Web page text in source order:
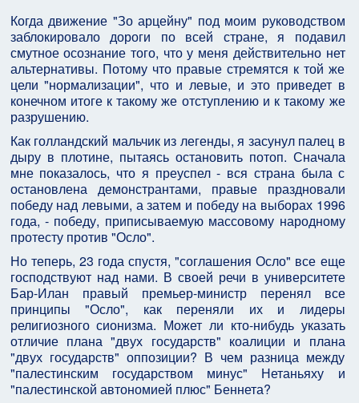
Когда движение "Зо арцейну" под моим руководством
заблокировало дороги по всей стране, я подавил
смутное осознание того, что у меня действительно нет
альтернативы. Потому что правые стремятся к той же
цели "нормализации", что и левые, и это приведет в
конечном итоге к такому же отступлению и к такому же
разрушению.
Как голландский мальчик из легенды, я засунул палец в
дыру в плотине, пытаясь остановить потоп. Сначала
мне показалось, что я преуспел - вся страна была с
остановлена демонстрантами, правые праздновали
победу над левыми, а затем и победу на выборах 1996
года, - победу, приписываемую массовому народному
протесту против "Осло".
Но теперь, 23 года спустя, "соглашения Осло" все еще
господствуют над нами. В своей речи в университете
Бар-Илан правый премьер-министр перенял все
принципы "Осло", как переняли их и лидеры
религиозного сионизма. Может ли кто-нибудь указать
отличие плана "двух государств" коалиции и плана
"двух государств" оппозиции? В чем разница между
"палестинским государством минус" Нетаньяху и
"палестинской автономией плюс" Беннета?